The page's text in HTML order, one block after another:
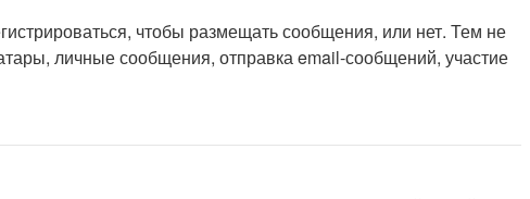
чтобы размещать сообщения, или нет. Тем не
личные сообщения, отправка email-сообщений, участие